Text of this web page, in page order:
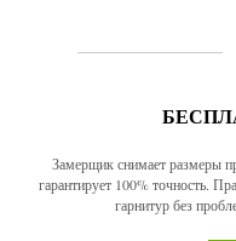
Замерщик снимает размеры
гарантирует 100% точность.
гарнитур без